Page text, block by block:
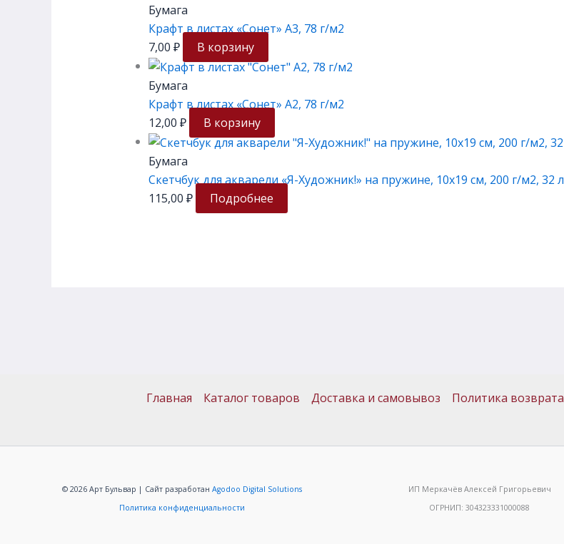
Бумага
Крафт в листах «Сонет» А3, 78 г/м2
7,00 ₽ В корзину
Бумага
Крафт в листах «Сонет» А2, 78 г/м2
12,00 ₽
В корзину
Бумага
Скетчбук для акварели «Я-Художник!» на пружине, 10х19 см, 200 г/м2, 32 л
115,00 ₽ Подробнее
Главная Каталог товаров Доставка и самовывоз Политика возврата
© 2026 Арт Бульвар | Сайт разработанAgodoo Digital Solutions
Политика конфиденциальности
ИП Меркачёв Алексей Григорьевич
ОГРНИП: 304323331000088